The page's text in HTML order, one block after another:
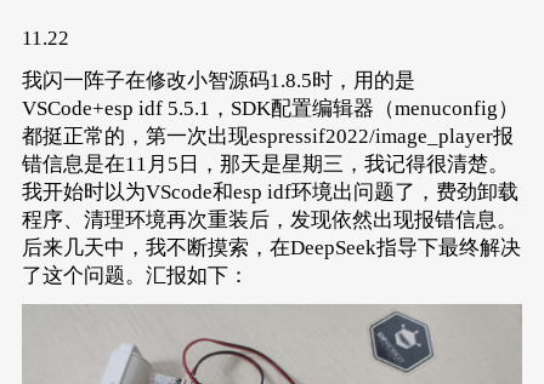
11.22
我闪一阵子在修改小智源码1.8.5时，用的是
VSCode+esp idf 5.5.1，SDK配置编辑器（menuconfig）
都挺正常的，第一次出现espressif2022/image_player报
错信息是在11月5日，那天是星期三，我记得很清楚。
我开始时以为VScode和esp idf环境出问题了，费劲卸载
程序、清理环境再次重装后，发现依然出现报错信息。
后来几天中，我不断摸索，在DeepSeek指导下最终解决
了这个问题。汇报如下：